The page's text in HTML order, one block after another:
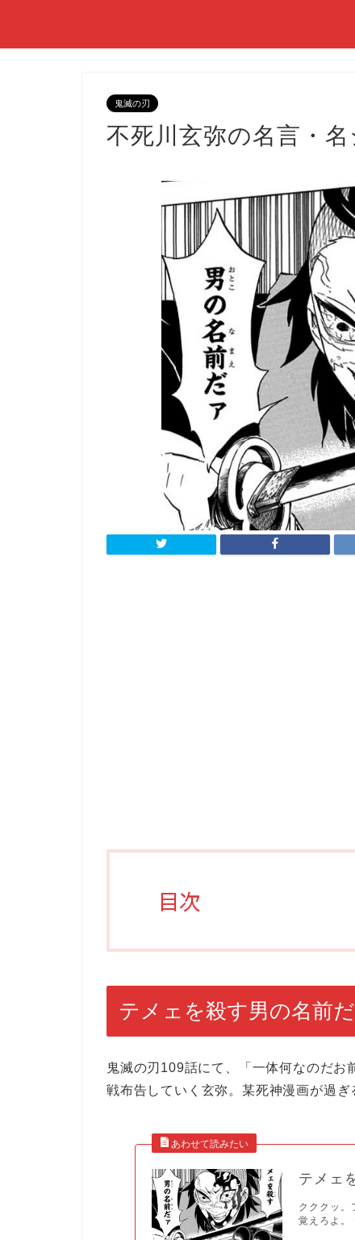
鬼滅の刃
不死川玄弥の名言・
目次
テメェを殺す男の名前
鬼滅の刃109話にて、「一体何なのだお
戦布告していく玄弥。某死神漫画が過ぎ
テメェ
クククッ。
覚えろよ。